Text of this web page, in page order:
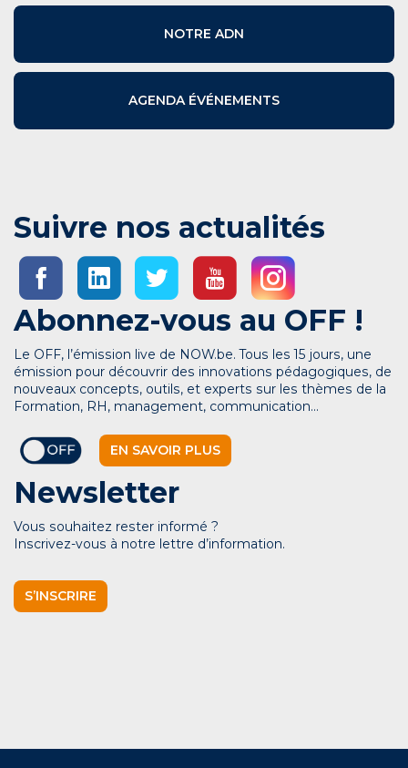
NOTRE ADN
AGENDA ÉVÉNEMENTS
Suivre nos actualités
Abonnez-vous au OFF !
Le OFF, l’émission live de NOW.be. Tous les 15 jours, une
émission pour découvrir des innovations pédagogiques, de
nouveaux concepts, outils, et experts sur les thèmes de la
Formation, RH, management, communication…
EN SAVOIR PLUS
Newsletter
Vous souhaitez rester informé ?
Inscrivez-vous à notre lettre d’information.
S’INSCRIRE